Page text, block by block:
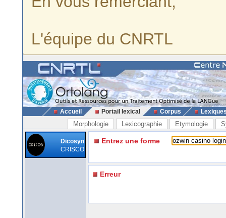
L'équipe du CNRTL
Accueil Portail lexical Corpus
Morphologie Lexicographie Etymologie
Dicosyn
CRISCO
Entrez une forme
Erreur